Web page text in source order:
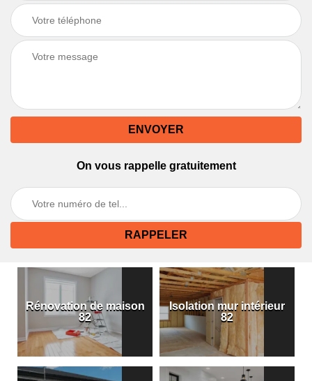
On vous rappelle gratuitement
Rénovation de maison
82
Isolation mur intérieur
82